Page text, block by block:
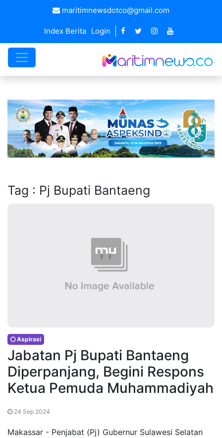
maritimnewsdotco@gmail.com
Index Berita Login
Tag : Pj Bupati Bantaeng
Aspirasi
Jabatan Pj Bupati Bantaeng
Diperpanjang, Begini Respons
Ketua Pemuda Muhammadiyah
24 Sep 2024
Makassar - Penjabat (Pj) Gubernur Sulawesi Selatan